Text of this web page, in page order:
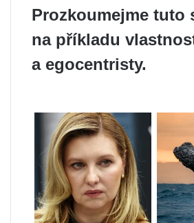
Prozkoumejme tuto
na příkladu
a egocentristy.